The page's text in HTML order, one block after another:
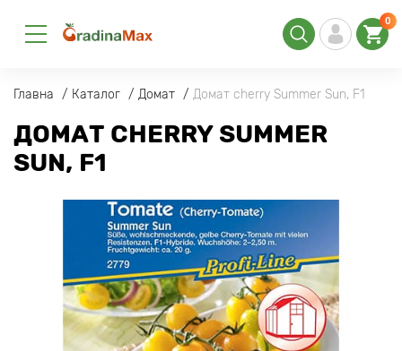
0
Главна Каталог Домат Домат cherry Summer Sun, F1
ДОМАТ CHERRY SUMMER
SUN, F1